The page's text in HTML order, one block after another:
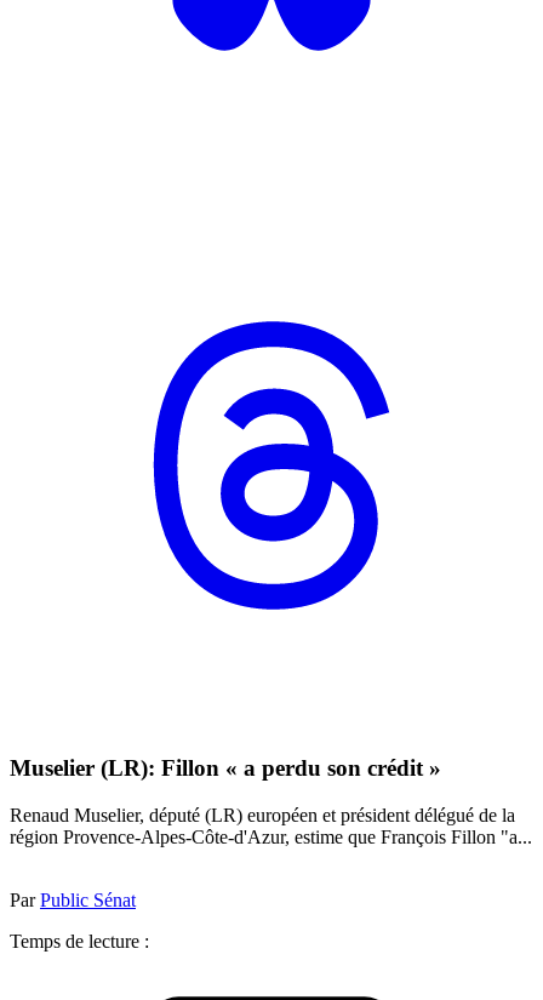
Muselier (LR): Fillon « a perdu son crédit »
Renaud Muselier, député (LR) européen et président délégué de la
région Provence-Alpes-Côte-d'Azur, estime que François Fillon "a...
ParPublic Sénat
Temps de lecture :